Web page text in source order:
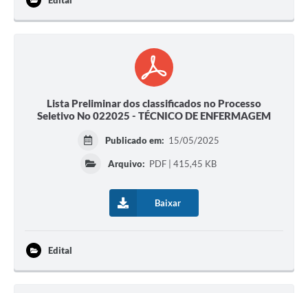
Lista Preliminar dos classificados no Processo
Seletivo No 022025 - TÉCNICO DE ENFERMAGEM
Publicado em: 15/05/2025
Arquivo: PDF | 415,45 KB
Baixar
Edital